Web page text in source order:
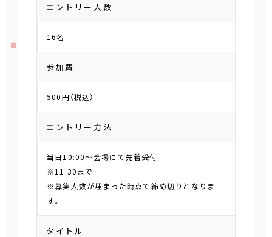
エントリー人数
16名
参加費
500円（税込）
エントリー方法
当日10:00～会場にて先着受付
※11:30まで
※募集人数が埋まった時点で締め切りとなりま
す。
タイトル